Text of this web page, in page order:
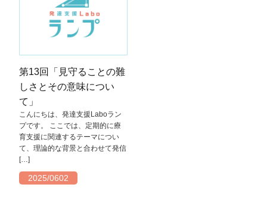
第13回「見守ることの難
しさとその意味につい
て」
こんにちは、発達支援Laboラン
プです。 ここでは、定期的に療
育支援に関連するテーマについ
て、理論的な背景と合わせて発信
[…]
2025/0602